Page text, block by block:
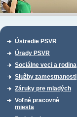
Ústredie PSVR
Úrady PSVR
Sociálne veci a rodina
Služby zamestnanosti
Záruky pre mladých
Voľné pracovné
miesta